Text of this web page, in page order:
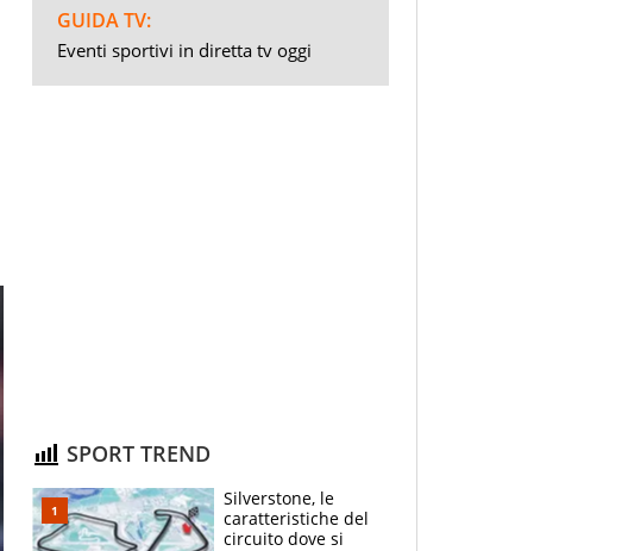
GUIDA TV:
Eventi sportivi in diretta tv oggi
SPORT TREND
Silverstone, le
caratteristiche del
circuito dove si